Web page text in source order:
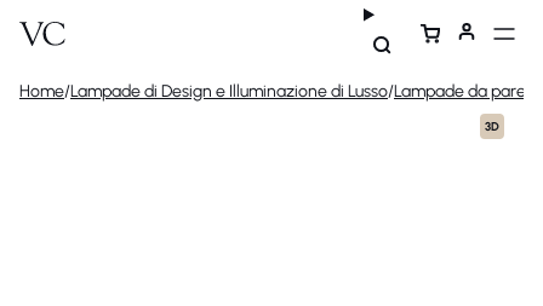
Home/Lampade di Design e Illuminazione di Lusso/Lampade da
3D